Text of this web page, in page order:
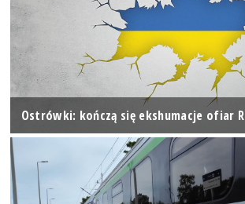
Ostrówki: kończą się ekshumacje ofiar